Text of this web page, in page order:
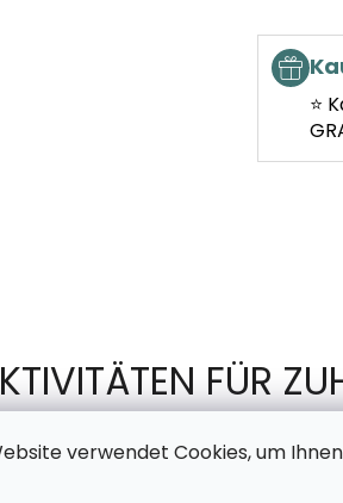
verwendet Cookies, um
⭐
FÜR